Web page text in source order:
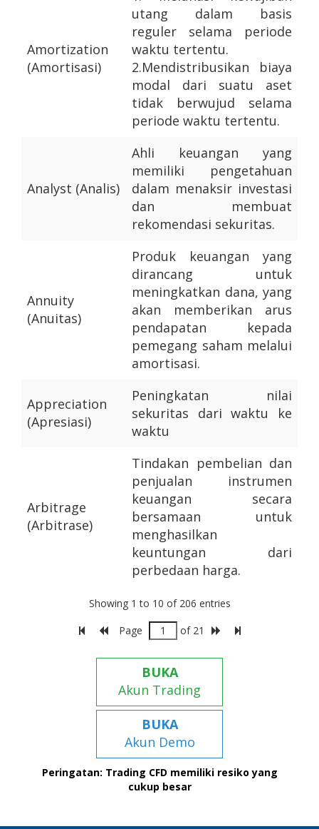
Amortization
(Amortisasi)
utang dalam basis
reguler selama periode
waktu tertentu.
2.Mendistribusikan biaya
modal dari suatu aset
tidak berwujud selama
periode waktu tertentu.
Analyst (Analis)
Ahli keuangan yang
memiliki pengetahuan
dalam menaksir investasi
dan membuat
rekomendasi sekuritas.
Annuity
(Anuitas)
Produk keuangan yang
dirancang untuk
meningkatkan dana, yang
akan memberikan arus
pendapatan kepada
pemegang saham melalui
amortisasi.
Appreciation
(Apresiasi)
Peningkatan nilai
sekuritas dari waktu ke
waktu
Arbitrage
(Arbitrase)
Tindakan pembelian dan
penjualan instrumen
keuangan secara
bersamaan untuk
menghasilkan
keuntungan dari
perbedaan harga.
Showing 1 to 10 of 206 entries
Page
of 21
BUKA
Akun Trading
BUKA
Akun Demo
Peringatan: Trading CFD memiliki resiko yang
cukup besar